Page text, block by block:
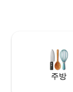
주방